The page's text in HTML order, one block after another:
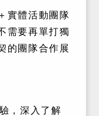
實體活動團隊
需要再單打獨
的團隊合作展
，深入了解